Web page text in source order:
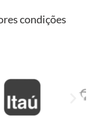
condições